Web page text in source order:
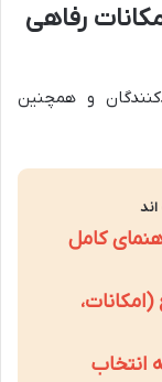
رفاهی
و همچنین
کامل
انتخاب